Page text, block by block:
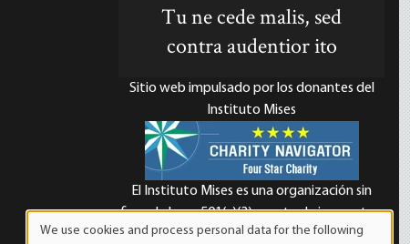
Tu ne cede malis, sed
contra audentior ito
Sitio web impulsado por los donantes del
Instituto Mises
El Instituto Mises es una organización sin
fines de lucro 501(c)(3) exenta de impuestos.
Las contribuciones son deducibles de
We use cookies and process personal data for the following